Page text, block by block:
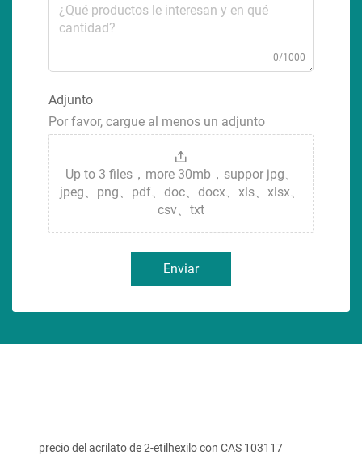
0/1000
Adjunto
Por favor, cargue al menos un adjunto
Up to 3 files，more 30mb，suppor jpg、
jpeg、png、pdf、doc、docx、xls、xlsx、
csv、txt
Enviar
precio del acrilato de 2-etilhexilo con CAS 103117